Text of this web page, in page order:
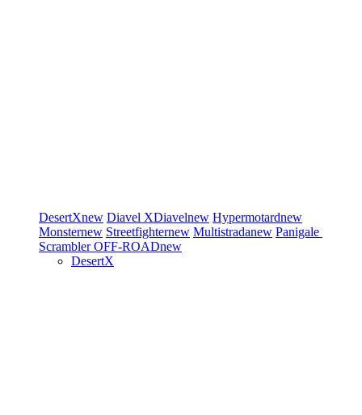
DesertXnew Diavel XDiavelnew Hypermotardnew
Monsternew Streetfighternew Multistradanew Panigale
ScramblerOFF-ROADnew
DesertX